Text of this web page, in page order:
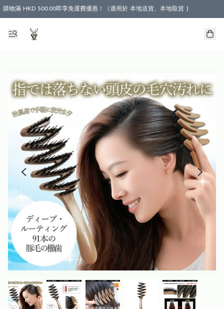
購物滿 HKD 500.00即享免運費優惠！（適用於 本地送貨、本地取貨 )